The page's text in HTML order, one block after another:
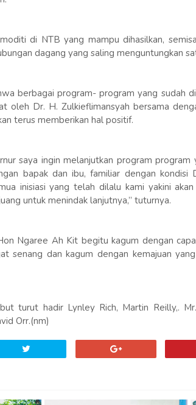
di NTB yang mampu dihasilkan,
dagang yang saling menguntungkan
berbagai program- program yang sudah
oleh Dr. H. Zulkieflimansyah bersama
terus memberikan hal positif.
saya ingin melanjutkan program
bapak dan ibu, familiar dengan kondisi
inisiasi yang telah dilalu kami yakini
untuk menindak lanjutnya,” tuturnya.
Ngaree Ah Kit begitu kagum dengan
senang dan kagum dengan kemajuan
turut hadir Lynley Rich, Martin Reilly,.
Orr.(nm)